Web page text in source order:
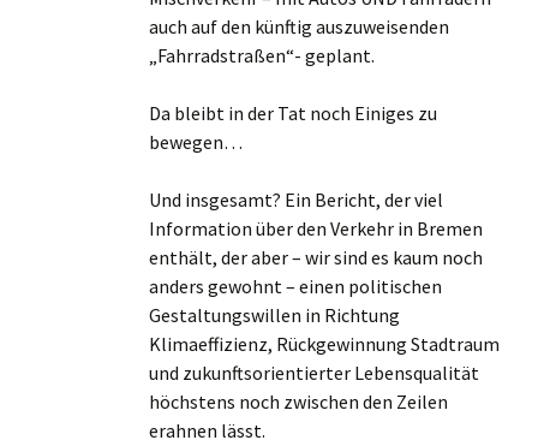
auch auf den künftig auszuweisenden
„Fahrradstraßen“- geplant.
Da bleibt in der Tat noch Einiges zu
bewegen…
Und insgesamt? Ein Bericht, der viel
Information über den Verkehr in Bremen
enthält, der aber – wir sind es kaum noch
anders gewohnt – einen politischen
Gestaltungswillen in Richtung
Klimaeffizienz, Rückgewinnung Stadtraum
und zukunftsorientierter Lebensqualität
höchstens noch zwischen den Zeilen
erahnen lässt.